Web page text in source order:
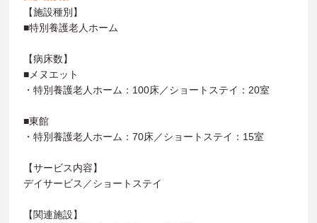
【施設種別】
■特別養護老人ホーム
【病床数】
■メヌエット
・特別養護老人ホーム：100床／ショートステイ：20室
■東館
・特別養護老人ホーム：70床／ショートステイ：15室
【サービス内容】
デイサービス／ショートステイ
【関連施設】